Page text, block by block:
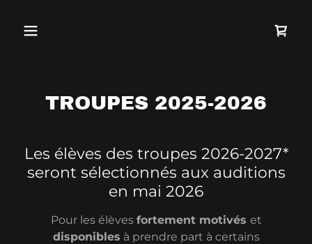
TROUPES 2025-2026
Les élèves des troupes 2026-2027*
seront sélectionnés aux auditions
en mai 2026
Pour les élèves fortement motivés et
disponibles à prendre part à certains